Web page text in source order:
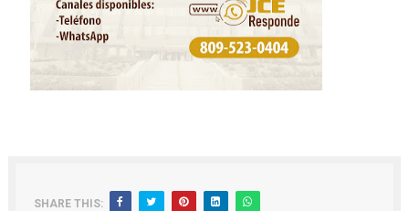
SHARE THIS: